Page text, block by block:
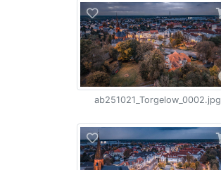
ab251021_Torgelow_0002.jpg